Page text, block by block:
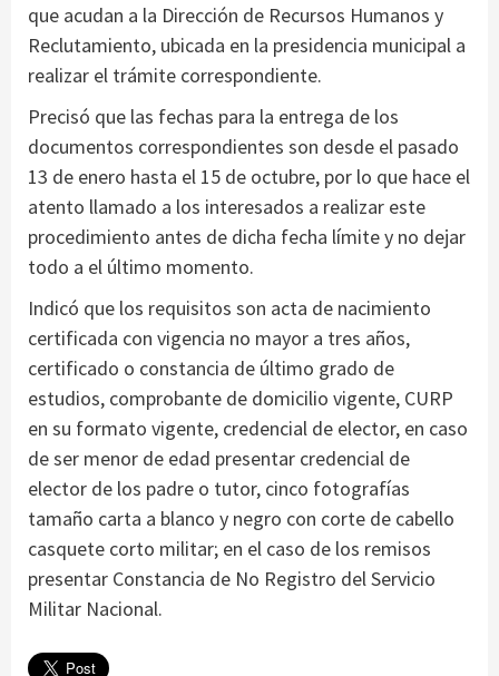
que acudan a la Dirección de Recursos Humanos y
Reclutamiento, ubicada en la presidencia municipal a
realizar el trámite correspondiente.
Precisó que las fechas para la entrega de los
documentos correspondientes son desde el pasado
13 de enero hasta el 15 de octubre, por lo que hace el
atento llamado a los interesados a realizar este
procedimiento antes de dicha fecha límite y no dejar
todo a el último momento.
Indicó que los requisitos son acta de nacimiento
certificada con vigencia no mayor a tres años,
certificado o constancia de último grado de
estudios, comprobante de domicilio vigente, CURP
en su formato vigente, credencial de elector, en caso
de ser menor de edad presentar credencial de
elector de los padre o tutor, cinco fotografías
tamaño carta a blanco y negro con corte de cabello
casquete corto militar; en el caso de los remisos
presentar Constancia de No Registro del Servicio
Militar Nacional.